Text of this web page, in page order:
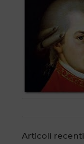
Articoli recenti